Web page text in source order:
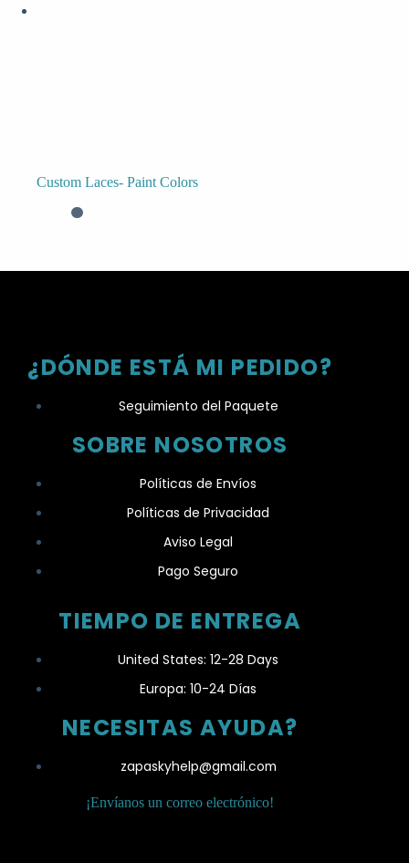
Custom Laces- Paint Colors
¿DÓNDE ESTÁ MI PEDIDO?
Seguimiento del Paquete
SOBRE NOSOTROS
Políticas de Envíos
Políticas de Privacidad
Aviso Legal
Pago Seguro
TIEMPO DE ENTREGA
United States: 12-28 Days
Europa: 10-24 Días
NECESITAS AYUDA?
zapaskyhelp@gmail.com​
¡Envíanos un correo electrónico!